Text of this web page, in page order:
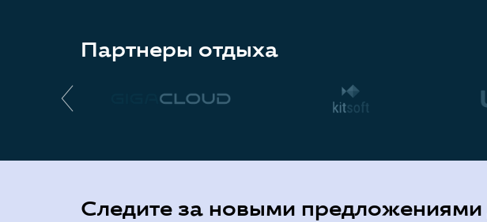
Партнеры отдыха
Следите за новыми предложениями